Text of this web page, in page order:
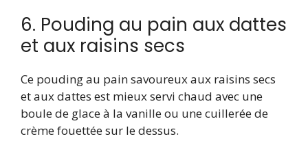
6. Pouding au pain aux dattes
et aux raisins secs
Ce pouding au pain savoureux aux raisins secs
et aux dattes est mieux servi chaud avec une
boule de glace à la vanille ou une cuillerée de
crème fouettée sur le dessus.